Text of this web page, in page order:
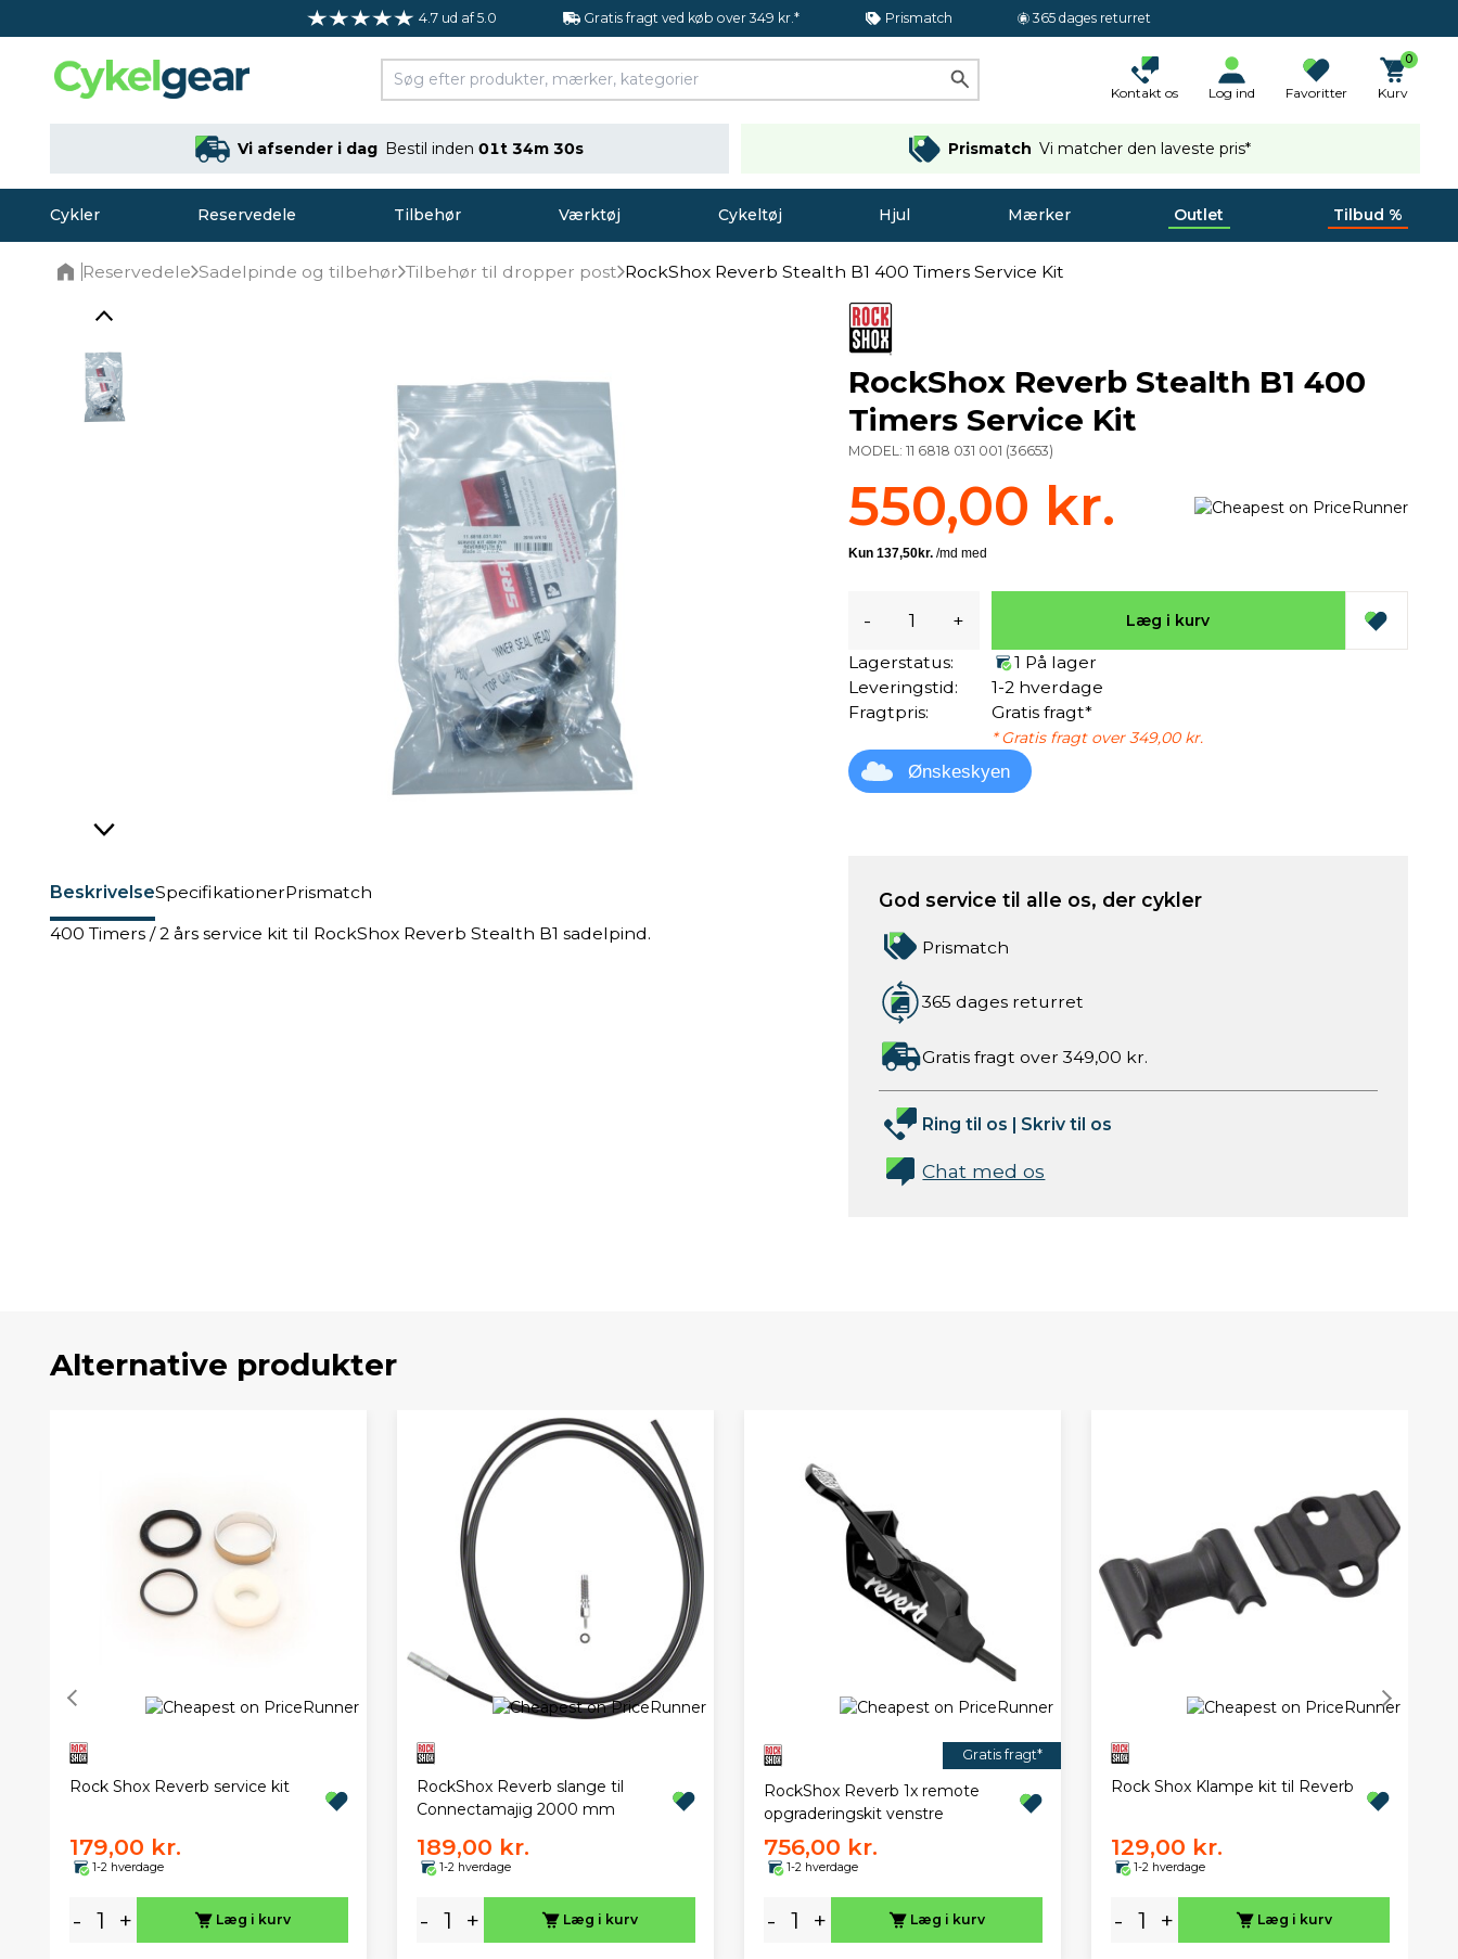
4.7 ud af 5.0 Gratis fragt ved køb over 349 kr.* Prismatch 365 dages returret
Kontakt os Log ind Favoritter
0
Kurv
Vi afsender i dag Bestil inden01t 34m 30s Prismatch Vi matcher den laveste pris*
Cykler Reservedele Tilbehør Værktøj Cykeltøj Hjul Mærker Outlet Tilbud %
Reservedele Sadelpinde og tilbehør Tilbehør til dropper post RockShox Reverb Stealth B1 400 Timers Service Kit
BeskrivelseSpecifikationerPrismatch
400 Timers / 2 års service kit til RockShox Reverb Stealth B1 sadelpind.
RockShox Reverb Stealth B1 400
Timers Service Kit
MODEL:11 6818 031 001 (36653)
550,00 kr.
- + Læg i kurv
Lagerstatus:
1 På lager
Leveringstid:
1-2 hverdage
Fragtpris:
Gratis fragt*
* Gratis fragt over 349,00 kr.
Ønskeskyen
God service til alle os, der cykler
Prismatch
365 dages returret
Gratis fragt over 349,00 kr.
Ring til os | Skriv til os
Chat med os
Alternative produkter
Rock Shox Reverb service kit
179,00 kr.
1-2 hverdage
- + Læg i kurv
RockShox Reverb slange til
Connectamajig 2000 mm
189,00 kr.
1-2 hverdage
- + Læg i kurv
Gratis fragt*
RockShox Reverb 1x remote
opgraderingskit venstre
756,00 kr.
1-2 hverdage
- + Læg i kurv
Rock Shox Klampe kit til Reverb
129,00 kr.
1-2 hverdage
- + Læg i kurv